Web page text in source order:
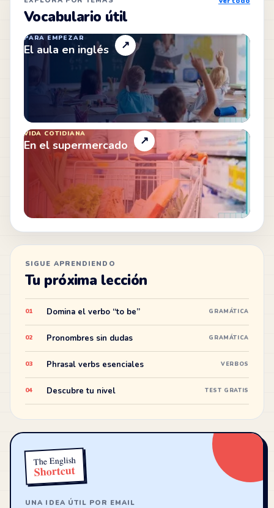
Vocabulario útil
PARA EMPEZAR
El aula en inglés ↗
VIDA COTIDIANA
En el supermercado ↗
SIGUE APRENDIENDO
Tu próxima lección
01 Domina el verbo “to be” GRAMÁTICA
02 Pronombres sin dudas GRAMÁTICA
03 Phrasal verbs esenciales VERBOS
04 Descubre tu nivel TEST GRATIS
The English
Shortcut
UNA IDEA ÚTIL POR EMAIL